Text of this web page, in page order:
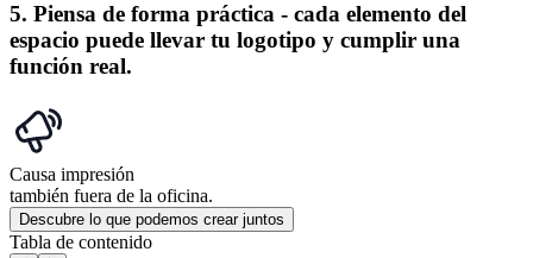
5. Piensa de forma práctica - cada elemento del
espacio puede llevar tu logotipo y cumplir una
función real.
Causa impresión
también fuera de la oficina.
Descubre lo que podemos crear juntos
Tabla de contenido